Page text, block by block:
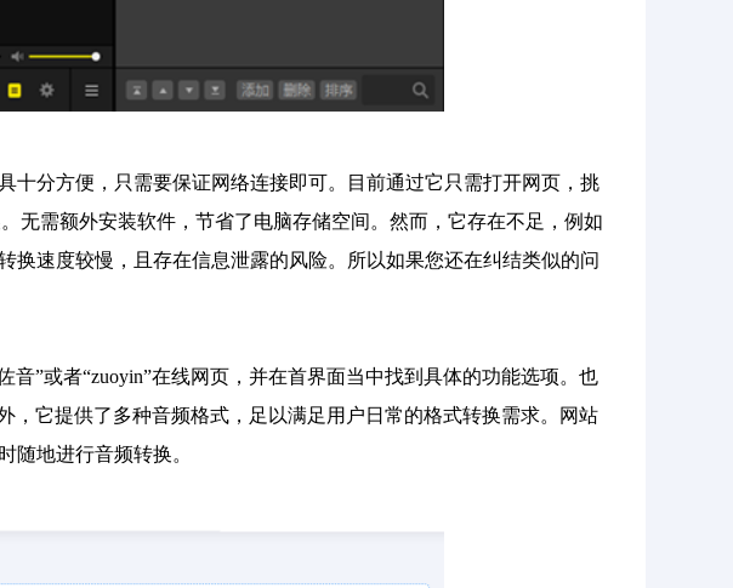
十分方便，只需要保证网络连接即可。目前通过它只需打开网页，挑
无需额外安装软件，节省了电脑存储空间。然而，它存在不足，例如
换速度较慢，且存在信息泄露的风险。所以如果您还在纠结类似的问
”或者“zuoyin”在线网页，并在首界面当中找到具体的功能选项。也
，它提供了多种音频格式，足以满足用户日常的格式转换需求。网站
随地进行音频转换。